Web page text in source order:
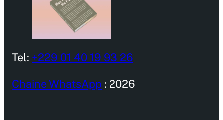
Tel: +229 01 40 19 93 26
Chaine WhatsApp : 2026